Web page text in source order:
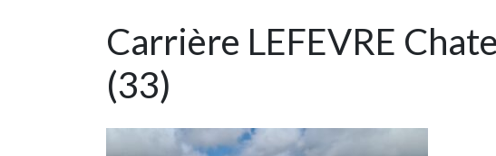
Carrière LEFEVRE
(33)